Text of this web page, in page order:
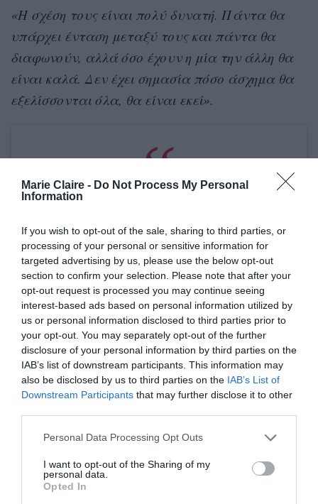
Marie Claire - Do Not Process My Personal
Information
If you wish to opt-out of the sale, sharing to third parties, or
processing of your personal or sensitive information for
targeted advertising by us, please use the below opt-out
section to confirm your selection. Please note that after your
opt-out request is processed you may continue seeing
interest-based ads based on personal information utilized by
us or personal information disclosed to third parties prior to
your opt-out. You may separately opt-out of the further
disclosure of your personal information by third parties on the
IAB’s list of downstream participants. This information may
also be disclosed by us to third parties on the IAB’s List of
Downstream Participants that may further disclose it to other
Personal Data Processing Opt Outs
I want to opt-out of the Sharing of my
personal data.
Opted In
«Η σχέση τους είναι πολύ δυνατή. Πάντα θα
υπάρχει ένταση μεταξύ τους και πάντα θα
διαφωνούν, αλλά όσο έχουν η μία την άλλη θα
είναι καλά. Δεν έχει σημασία πόσο άσχημα θα
εξελίσσονται όλα, θα είναι εκεί».